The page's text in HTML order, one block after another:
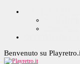
Benvenuto su